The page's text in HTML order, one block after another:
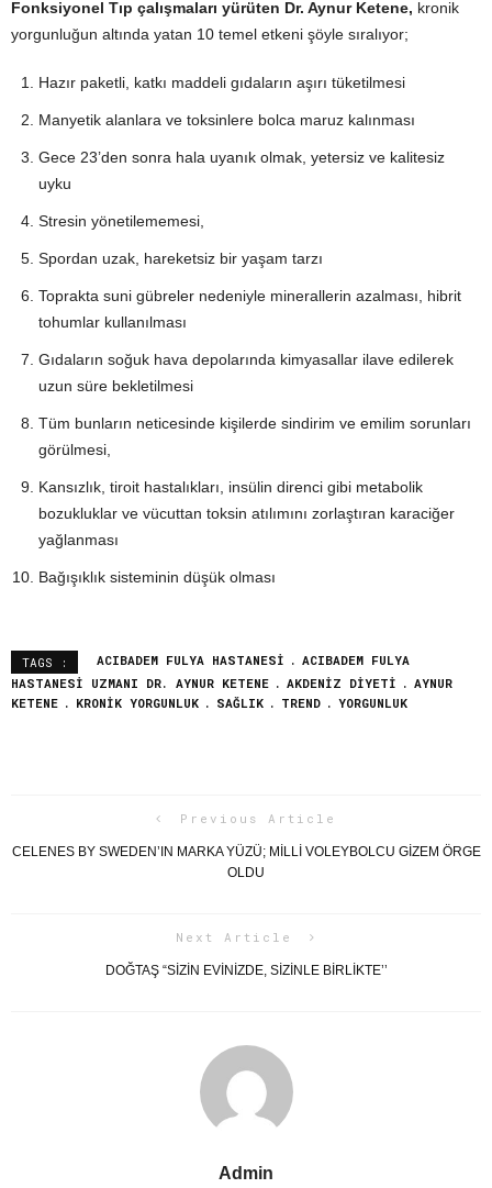
Fonksiyonel Tıp çalışmaları yürüten Dr. Aynur Ketene, kronik
yorgunluğun altında yatan 10 temel etkeni şöyle sıralıyor;
Hazır paketli, katkı maddeli gıdaların aşırı tüketilmesi
Manyetik alanlara ve toksinlere bolca maruz kalınması
Gece 23’den sonra hala uyanık olmak, yetersiz ve kalitesiz
uyku
Stresin yönetilememesi,
Spordan uzak, hareketsiz bir yaşam tarzı
Toprakta suni gübreler nedeniyle minerallerin azalması, hibrit
tohumlar kullanılması
Gıdaların soğuk hava depolarında kimyasallar ilave edilerek
uzun süre bekletilmesi
Tüm bunların neticesinde kişilerde sindirim ve emilim sorunları
görülmesi,
Kansızlık, tiroit hastalıkları, insülin direnci gibi metabolik
bozukluklar ve vücuttan toksin atılımını zorlaştıran karaciğer
yağlanması
Bağışıklık sisteminin düşük olması
TAGS : ACIBADEM FULYA HASTANESI
ACIBADEM FULYA
HASTANESI UZMANI DR. AYNUR KETENE
AKDENIZ DIYETI
AYNUR
KETENE
KRONIK YORGUNLUK SAĞLIK TREND YORGUNLUK
Previous Article
CELENES BY SWEDEN’IN MARKA YÜZÜ; MİLLİ VOLEYBOLCU GİZEM ÖRGE
OLDU
Next Article
DOĞTAŞ “SİZİN EVİNİZDE, SİZİNLE BİRLİKTE’’
Admin